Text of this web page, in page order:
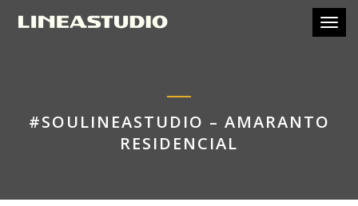
#SOULINEASTUDIO – AMARANTO
RESIDENCIAL